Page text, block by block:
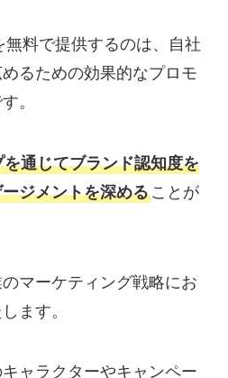
料で提供するのは、自社
るための効果的なプロモ
。
通じてブランド認知度を
ジメントを深めることが
マーケティング戦略にお
ます。
ャラクターやキャンペー